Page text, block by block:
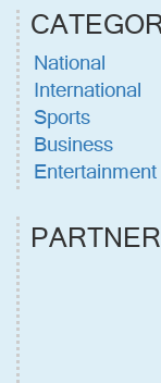
National
International
Sports
Business
Entertainment